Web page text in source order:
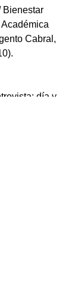
Bienestar
Cabral,
día y